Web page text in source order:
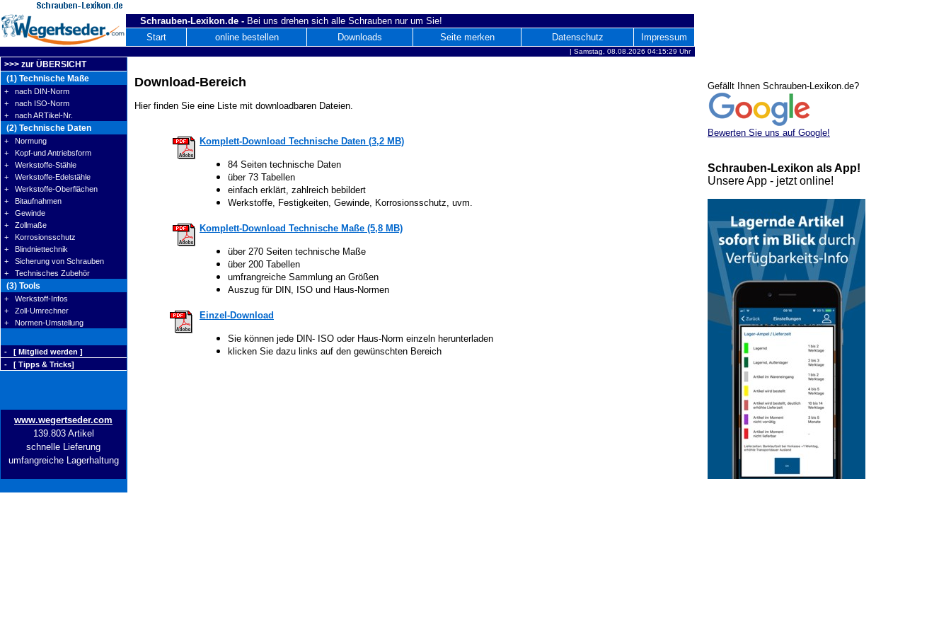
Schrauben-Lexikon.de - Bei uns drehen sich alle Schrauben nur um Sie!
Start
online bestellen Downloads Seite merken Datenschutz Impressum
| Samstag, 08.08.2026 04:15:29 Uhr
>>> zur ÜBERSICHT
(1) Technische Maße
+ nach DIN-Norm
+ nach ISO-Norm
+ nach ARTikel-Nr.
(2) Technische Daten
+ Normung
+ Kopf-und Antriebsform
+ Werkstoffe-Stähle
+ Werkstoffe-Edelstähle
+ Werkstoffe-Oberflächen
+ Bitaufnahmen
+ Gewinde
+ Zollmaße
+ Korrosionsschutz
+ Blindniettechnik
+ Sicherung von Schrauben
+ Technisches Zubehör
(3) Tools
+ Werkstoff-Infos
+ Zoll-Umrechner
+ Normen-Umstellung
- [ Mitglied werden ]
- [ Tipps & Tricks]
www.wegertseder.com
139.803 Artikel
schnelle Lieferung
umfangreiche Lagerhaltung
Download-Bereich
Hier finden Sie eine Liste mit downloadbaren Dateien.
Komplett-Download Technische Daten (3,2 MB)
84 Seiten technische Daten
über 73 Tabellen
einfach erklärt, zahlreich bebildert
Werkstoffe, Festigkeiten, Gewinde, Korrosionsschutz, uvm.
Komplett-Download Technische Maße (5,8 MB)
über 270 Seiten technische Maße
über 200 Tabellen
umfrangreiche Sammlung an Größen
Auszug für DIN, ISO und Haus-Normen
Einzel-Download
Sie können jede DIN- ISO oder Haus-Norm einzeln herunterladen
klicken Sie dazu links auf den gewünschten Bereich
Gefällt Ihnen Schrauben-Lexikon.de?
Bewerten Sie uns auf Google!
Schrauben-Lexikon als App!
Unsere App - jetzt online!